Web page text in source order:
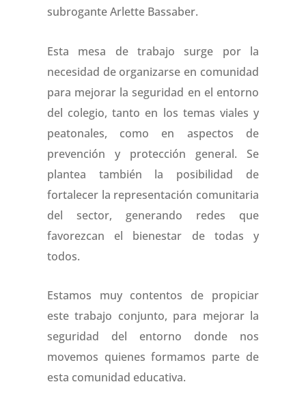
subrogante Arlette Bassaber.
Esta mesa de trabajo surge por la
necesidad de organizarse en comunidad
para mejorar la seguridad en el entorno
del colegio, tanto en los temas viales y
peatonales, como en aspectos de
prevención y protección general. Se
plantea también la posibilidad de
fortalecer la representación comunitaria
del sector, generando redes que
favorezcan el bienestar de todas y
todos.
Estamos muy contentos de propiciar
este trabajo conjunto, para mejorar la
seguridad del entorno donde nos
movemos quienes formamos parte de
esta comunidad educativa.